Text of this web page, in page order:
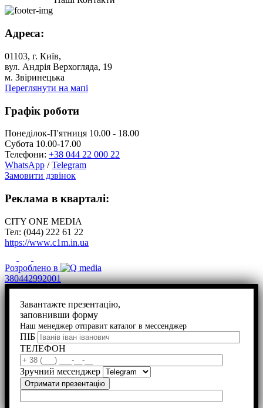
Адреса:
01103, г. Київ,
вул. Андрія Верхогляда, 19
м. Звіринецька
Переглянути на мапі
Графік роботи
Понеділок-П'ятниця 10.00 - 18.00
Субота 10.00-17.00
Телефони: +38 044 22 000 22
WhatsApp /Telegram
Замовити дзвінок
Реклама в кварталі:
CITY ONE MEDIA
Тел: (044) 222 61 22
https://www.c1m.in.ua
Розроблено в
380442992001
Завантажте презентацію,
заповнивши форму
Наш менеджер отправит каталог в мессенджер
ПІБ
ТЕЛЕФОН
Зручний месенджер